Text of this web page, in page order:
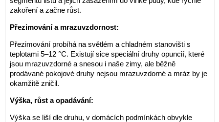
zakoření a začne růst.
Přezimování a mrazuvzdornost:
Přezimování probíhá na světlém a chladném stanovišti s
teplotami 5–12 °C. Existují sice speciální druhy opuncií, které
jsou mrazuvzdorné a snesou i naše zimy, ale běžně
prodávané pokojové druhy nejsou mrazuvzdorné a mráz by je
okamžitě zničil.
Výška, růst a opadávání:
Výška se liší dle druhu, v domácích podmínkách obvykle